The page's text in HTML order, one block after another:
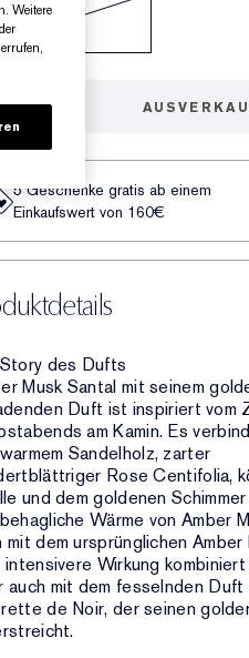
ml
5 Geschenke gratis ab einem
Einkaufswert von 160€​
des Dufts
Musk Santal mit seinem
Duft ist inspiriert vom
am Kamin. Es
Sandelholz, zarter
Rose Centifolia,
und dem goldenen
Wärme von Amber
mit dem ursprünglichen Amber
intensivere Wirkung
auch mit dem fesselnden Duft
de Noir, der seinen
Weitere